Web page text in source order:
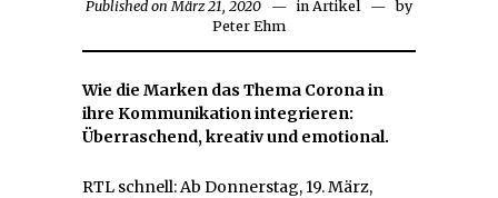
Published on März 21, 2020 in Artikel
by
Peter Ehm
Wie die Marken das Thema Corona in
ihre Kommunikation integrieren:
Überraschend, kreativ und emotional.
RTL schnell: Ab Donnerstag, 19. März,